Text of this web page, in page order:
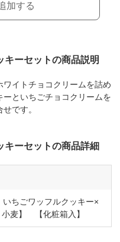
加する
キーセットの商品説明
イトチョコクリームを詰め
といちごチョコクリームを
です。
キーセットの商品詳細
ちごワッフルクッキー×
麦】 【化粧箱入】